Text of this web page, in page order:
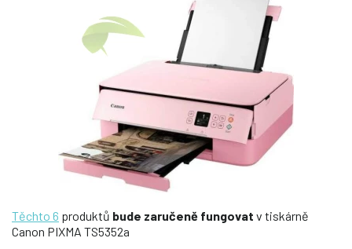
Těchto 6 produktů bude zaručeně fungovat v tiskárně
Canon PIXMA TS5352a